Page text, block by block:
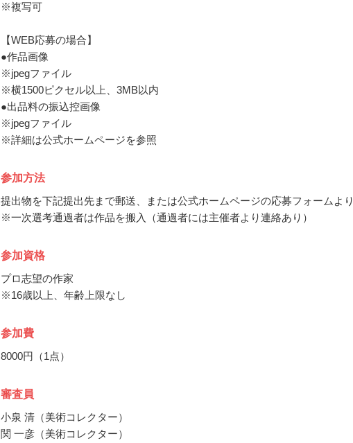
※複写可
【WEB応募の場合】
●作品画像
※jpegファイル
※横1500ピクセル以上、3MB以内
●出品料の振込控画像
※jpegファイル
※詳細は公式ホームページを参照
参加方法
提出物を下記提出先まで郵送、または公式ホームページの応募フォームより
※一次選考通過者は作品を搬入（通過者には主催者より連絡あり）
参加資格
プロ志望の作家
※16歳以上、年齢上限なし
参加費
8000円（1点）
審査員
小泉 清（美術コレクター）
関 一彦（美術コレクター）